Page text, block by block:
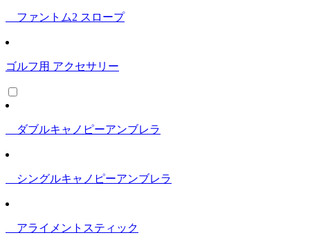
ファントム2 スロープ
ゴルフ用 アクセサリー
ダブルキャノピーアンブレラ
シングルキャノピーアンブレラ
アライメントスティック